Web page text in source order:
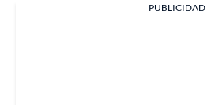
PUBLICIDAD